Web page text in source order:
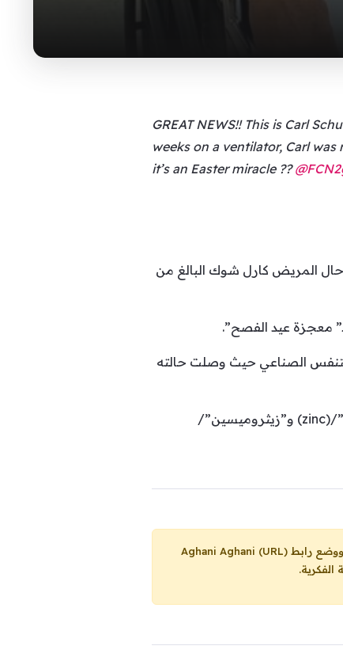
GREAT NEWS!! This is Carl
weeks on a ventilator, Carl was
it’s an Easter miracle ??
حال المريض كارل شوك البالغ من
معجزة عيد الفصح”.
الصناعي حيث وصلت حالته
وحين تدهورت حالته في المستشفى استخدم الأطباء دواء “كلوروكين”/(hydroxychloroquine) و”الزنك”/(zinc) و”زيثروميسين”/
Aghani Aghani (URL)
الفكرية.